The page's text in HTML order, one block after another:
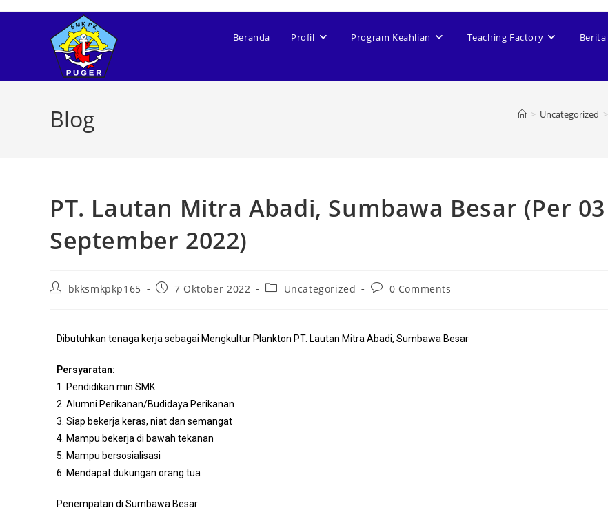
Beranda Profil Program Keahlian Teaching Factory Berita
Blog > Uncategorized >
PT. Lautan Mitra Abadi, Sumbawa Besar (Per 03
September 2022)
bkksmkpkp165 7 Oktober 2022 Uncategorized 0 Comments
Dibutuhkan tenaga kerja sebagai Mengkultur Plankton PT. Lautan Mitra Abadi, Sumbawa Besar
Persyaratan:
1. Pendidikan min SMK
2. Alumni Perikanan/Budidaya Perikanan
3. Siap bekerja keras, niat dan semangat
4. Mampu bekerja di bawah tekanan
5. Mampu bersosialisasi
6. Mendapat dukungan orang tua
Penempatan di Sumbawa Besar